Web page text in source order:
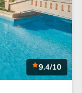
9.4/10